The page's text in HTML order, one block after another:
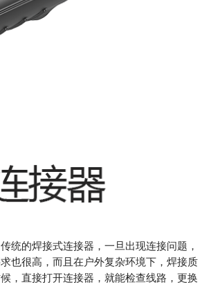
统的焊接式连接器，一旦出现连接问题，
也很高，而且在户外复杂环境下，焊接质
，直接打开连接器，就能检查线路，更换